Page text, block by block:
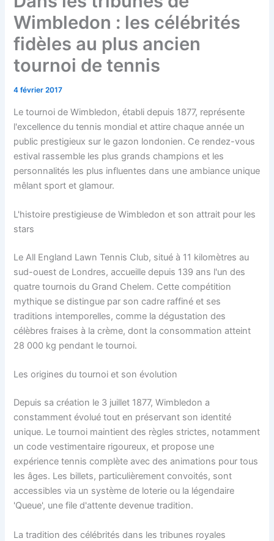
Wimbledon : les célébrités
fidèles au plus ancien
tournoi de tennis
4 février 2017
Le tournoi de Wimbledon, établi depuis 1877, représente
l'excellence du tennis mondial et attire chaque année un
public prestigieux sur le gazon londonien. Ce rendez-vous
estival rassemble les plus grands champions et les
personnalités les plus influentes dans une ambiance unique
mêlant sport et glamour.
L'histoire prestigieuse de Wimbledon et son attrait pour les
stars
Le All England Lawn Tennis Club, situé à 11 kilomètres au
sud-ouest de Londres, accueille depuis 139 ans l'un des
quatre tournois du Grand Chelem. Cette compétition
mythique se distingue par son cadre raffiné et ses
traditions intemporelles, comme la dégustation des
célèbres fraises à la crème, dont la consommation atteint
28 000 kg pendant le tournoi.
Les origines du tournoi et son évolution
Depuis sa création le 3 juillet 1877, Wimbledon a
constamment évolué tout en préservant son identité
unique. Le tournoi maintient des règles strictes, notamment
un code vestimentaire rigoureux, et propose une
expérience tennis complète avec des animations pour tous
les âges. Les billets, particulièrement convoités, sont
accessibles via un système de loterie ou la légendaire
'Queue', une file d'attente devenue tradition.
La tradition des célébrités dans les tribunes royales